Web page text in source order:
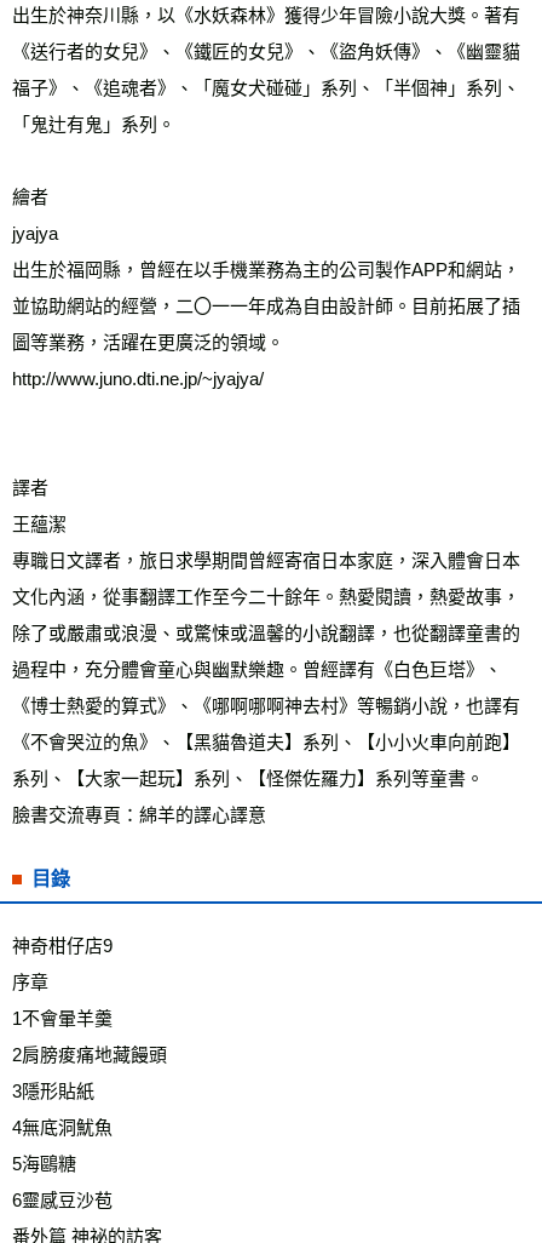
出生於神奈川縣，以《水妖森林》獲得少年冒險小說大獎。著有
《送行者的女兒》、《鐵匠的女兒》、《盜角妖傳》、《幽靈貓
福子》、《追魂者》、「魔女犬碰碰」系列、「半個神」系列、
「鬼辻有鬼」系列。
繪者
jyajya
出生於福岡縣，曾經在以手機業務為主的公司製作APP和網站，
並協助網站的經營，二〇一一年成為自由設計師。目前拓展了插
圖等業務，活躍在更廣泛的領域。
http://www.juno.dti.ne.jp/~jyajya/
譯者
王蘊潔
專職日文譯者，旅日求學期間曾經寄宿日本家庭，深入體會日本
文化內涵，從事翻譯工作至今二十餘年。熱愛閱讀，熱愛故事，
除了或嚴肅或浪漫、或驚悚或溫馨的小說翻譯，也從翻譯童書的
過程中，充分體會童心與幽默樂趣。曾經譯有《白色巨塔》、
《博士熱愛的算式》、《哪啊哪啊神去村》等暢銷小說，也譯有
《不會哭泣的魚》、【黑貓魯道夫】系列、【小小火車向前跑】
系列、【大家一起玩】系列、【怪傑佐羅力】系列等童書。
臉書交流專頁：綿羊的譯心譯意
目錄
神奇柑仔店9
序章
1不會暈羊羹
2肩膀痠痛地藏饅頭
3隱形貼紙
4無底洞魷魚
5海鷗糖
6靈感豆沙苞
番外篇 神祕的訪客